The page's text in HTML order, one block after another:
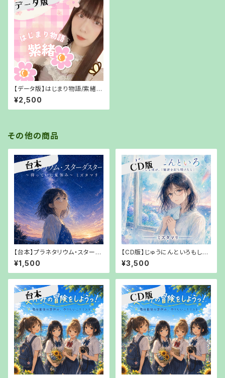
【データ版】はじまり物語/紫緒
【URLでお渡し】
¥2,500
その他の商品
【台本】プラネタリウム・スターダ
スター～待っていた夏休み～ミ
ズタマリ【PDFでお渡し】
¥1,500
【CD版】じゅうにんといろもしも
僕が、「秘密を打ち明けたら」ミ
ズタマリ【【郵送でお渡し】
¥3,500